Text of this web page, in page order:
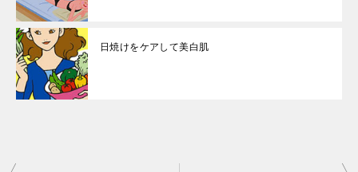
日焼けをケアして美白肌